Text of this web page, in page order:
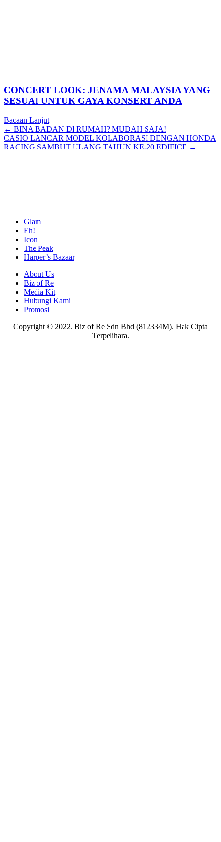
CONCERT LOOK: JENAMA MALAYSIA YANG
SESUAI UNTUK GAYA KONSERT ANDA
Bacaan Lanjut
Posts
navigation
← BINA BADAN DI RUMAH? MUDAH SAJA!
CASIO LANCAR MODEL KOLABORASI DENGAN HONDA
RACING SAMBUT ULANG TAHUN KE-20 EDIFICE →
Glam
Eh!
Icon
The Peak
Harper’s Bazaar
About Us
Biz of Re
Media Kit
Hubungi Kami
Promosi
Copyright © 2022. Biz of Re Sdn Bhd (812334M). Hak Cipta
Terpelihara.